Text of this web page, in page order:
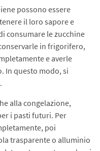
possono essere
il loro sapore e
consumare le zucchine
in frigorifero,
e averle
In questo modo, si
alla congelazione,
i pasti futuri. Per
poi
trasparente o alluminio